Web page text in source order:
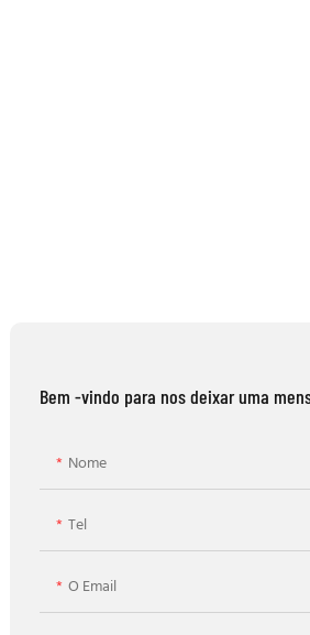
Bem -vindo para nos deixar uma
Nome
Tel
O Email